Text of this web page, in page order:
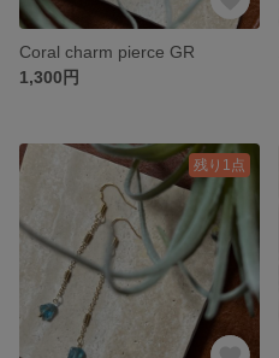
Coral charm pierce GR
1,300円
残り1点